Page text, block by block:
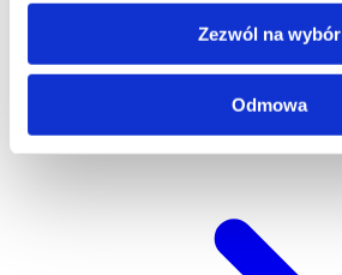
Zezwól na wybór
Odmowa
Zgłoszenie serwisowe